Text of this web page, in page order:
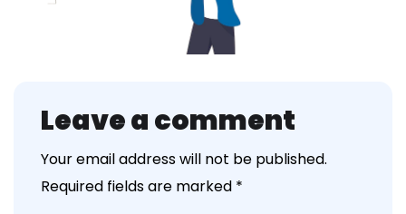
Leave a comment
Your email address will not be published.
Required fields are marked *